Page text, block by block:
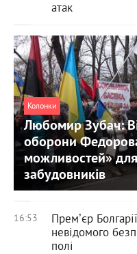
атак
Колонки
Любомир Зубач:
оборони
можливостей»
забудовників
16:53
Премʼєр
невідомого
полі